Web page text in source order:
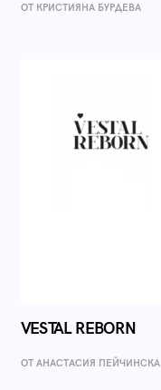
ОТ КРИСТИЯНА БУРДЕВА
VESTAL REBORN
ОТ AНАСТАСИЯ ПЕЙЧИНСКА